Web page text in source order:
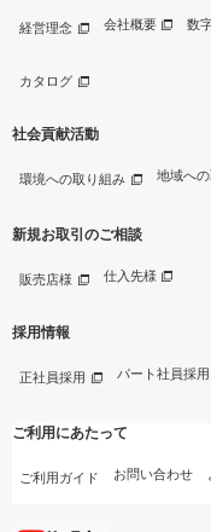
経営理念 会社概要 数
カタログ
社会貢献活動
環境への取り組み 地域へ
新規お取引のご相談
販売店様 仕入先様
採用情報
正社員採用 パート社員採用
ご利用にあたって
ご利用ガイド お問い合わせ